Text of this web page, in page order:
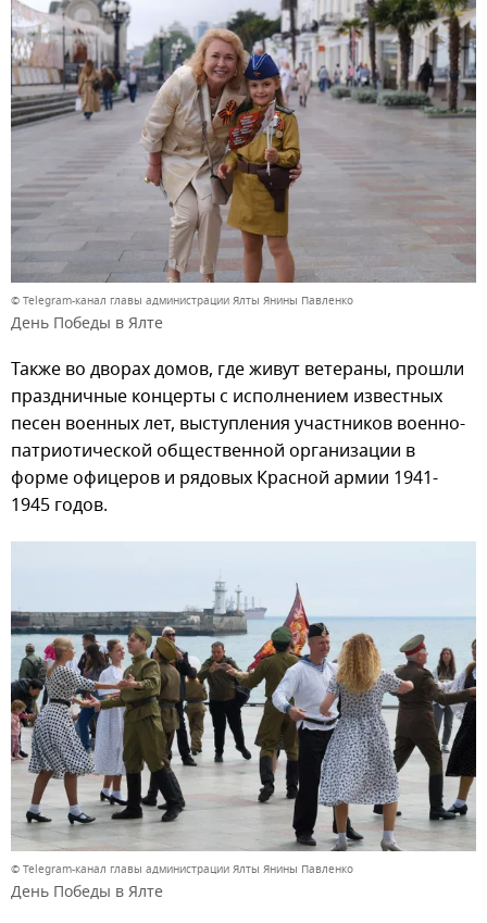
© Telegram-канал главы администрации Ялты Янины Павленко
День Победы в Ялте
Также во дворах домов, где живут ветераны, прошли
праздничные концерты с исполнением известных
песен военных лет, выступления участников военно-
патриотической общественной организации в
форме офицеров и рядовых Красной армии 1941-
1945 годов.
© Telegram-канал главы администрации Ялты Янины Павленко
День Победы в Ялте